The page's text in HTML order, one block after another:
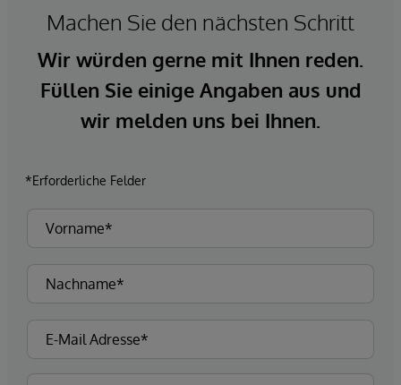
Machen Sie den nächsten Schritt
Wir würden gerne mit Ihnen reden.
Füllen Sie einige Angaben aus und
wir melden uns bei Ihnen.
*Erforderliche Felder